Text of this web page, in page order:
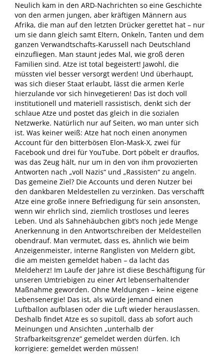
Neulich kam in den ARD-Nachrichten so eine Geschichte
von den armen jungen, aber kräftigen Männern aus
Afrika, die man auf den letzten Drücker gerettet hat – nur
um sie dann gleich samt Eltern, Onkeln, Tanten und dem
ganzen Verwandtschafts-Karussell nach Deutschland
einzufliegen. Man staunt jedes Mal, wie groß deren
Familien sind. Atze ist total begeistert! Jawohl, die
müssten viel besser versorgt werden! Und überhaupt,
was sich dieser Staat erlaubt, lässt die armen Kerle
hierzulande vor sich hinvegetieren! Das ist doch voll
institutionell und materiell rassistisch, denkt sich der
schlaue Atze und postet das gleich in die sozialen
Netzwerke. Natürlich nur auf Seiten, wo man unter sich
ist. Was keiner weiß: Atze hat noch einen anonymen
Account für den bitterbösen Elon-Mask-X, zwei für
Facebook und drei für YouTube. Dort pöbelt er drauflos,
was das Zeug hält, nur um in den von ihm provozierten
Antworten nach „voll Nazis“ und „Rassisten“ zu angeln.
Das gemeine Ziel? Die Accounts und deren Nutzer bei
den dankbaren Meldestellen zu verzinken. Das verschafft
Atze eine große innere Befriedigung für sein ansonsten,
wenn wir ehrlich sind, ziemlich trostloses und leeres
Leben. Und als Sahnehäubchen gibt’s noch jede Menge
Anerkennung in den Antwortschreiben der Meldestellen
obendrauf. Man vermutet, dass es, ähnlich wie beim
Anzeigenmeister, interne Ranglisten von Meldern gibt,
die am meisten gemeldet haben – da lacht das
Meldeherz! Im Laufe der Jahre ist diese Beschäftigung für
unseren Umtriebigen zu einer Art lebenserhaltender
Maßnahme geworden. Ohne Meldungen – keine eigene
Lebensenergie! Das ist, als würde jemand einen
Luftballon aufblasen oder die Luft wieder herauslassen.
Deshalb findet Atze es so supitoll, dass ab sofort auch
Meinungen und Ansichten „unterhalb der
Strafbarkeitsgrenze“ gemeldet werden dürfen. Ich
korrigiere: gemeldet werden müssen!